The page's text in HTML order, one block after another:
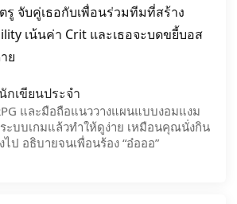
รู จับคู่เธอกับเพื่อนร่วมทีมที่สร้าง
เน้นค่า Crit และเธอจะบดขยี้บอส
ย
นักเขียนประจำ
และมือถือแนววางแผนแบบงอมแงม
ะบบเกมแล้วทำให้ดูง่าย เหมือนคุณนั่งกิน
ป อธิบายจนเพื่อนร้อง “อ๋อออ”